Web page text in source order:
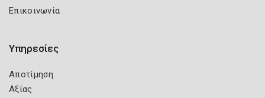
Επικοινωνία
Υπηρεσίες
Αποτίμηση
Αξίας